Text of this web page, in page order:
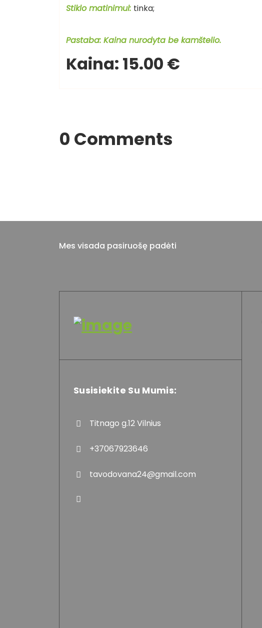
Stiklo matinimui: tinka;
Pastaba: Kaina nurodyta be kamštelio.
Kaina: 15.00 €
0 Comments
Mes visada pasiruošę padėti
Susisiekite Su Mumis:
Titnago g.12 Vilnius
+37067923646
tavodovana24@gmail.com